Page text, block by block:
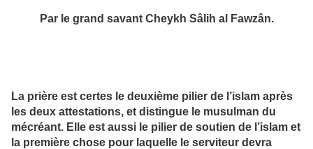
Par le grand savant Cheykh Sâlih al Fawzân.
La prière est certes le deuxième pilier de l’islam après
les deux attestations, et distingue le musulman du
mécréant. Elle est aussi le pilier de soutien de l’islam et
la première chose pour laquelle le serviteur devra